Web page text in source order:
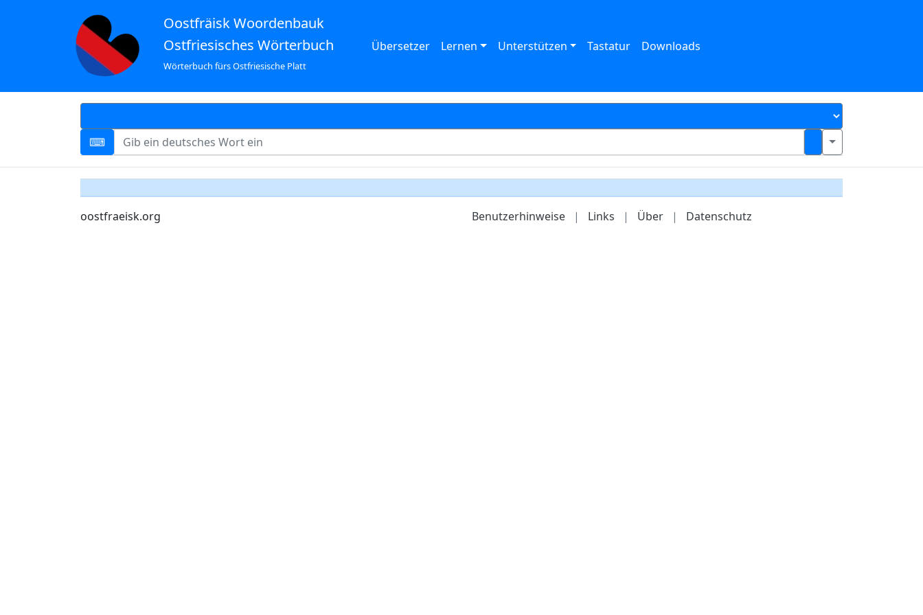
Oostfräisk Woordenbauk
Ostfriesisches Wörterbuch
Wörterbuch fürs Ostfriesische Platt
Übersetzer Lernen Unterstützen Tastatur Downloads
oostfraeisk.org Benutzerhinweise | Links | Über | Datenschutz